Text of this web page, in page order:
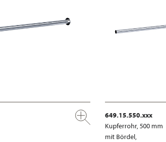
649.15.550.xxx
Kupferrohr, 500 mm
mit Bördel,